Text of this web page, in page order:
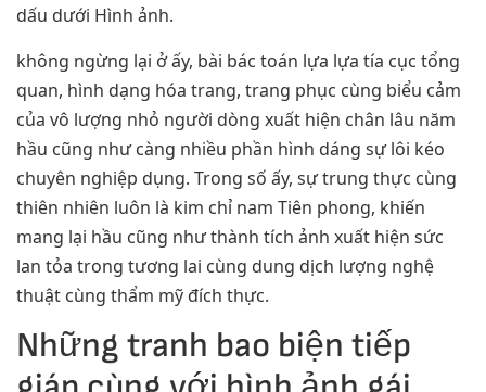
dấu dưới Hình ảnh.
không ngừng lại ở ấy, bài bác toán lựa lựa tía cục tổng
quan, hình dạng hóa trang, trang phục cùng biểu cảm
của vô lượng nhỏ người dòng xuất hiện chân lâu năm
hầu cũng như càng nhiều phần hình dáng sự lôi kéo
chuyên nghiệp dụng. Trong số ấy, sự trung thực cùng
thiên nhiên luôn là kim chỉ nam Tiên phong, khiến
mang lại hầu cũng như thành tích ảnh xuất hiện sức
lan tỏa trong tương lai cùng dung dịch lượng nghệ
thuật cùng thẩm mỹ đích thực.
Những tranh bao biện tiếp